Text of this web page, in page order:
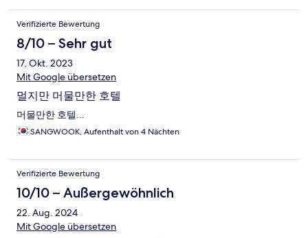
Verifizierte Bewertung
8/10 – Sehr gut
17. Okt. 2023
Mit Google übersetzen
멀지만 머물만한 호텔
머물만한 호텔...
SANGWOOK, Aufenthalt von 4 Nächten
Verifizierte Bewertung
10/10 – Außergewöhnlich
22. Aug. 2024
Mit Google übersetzen